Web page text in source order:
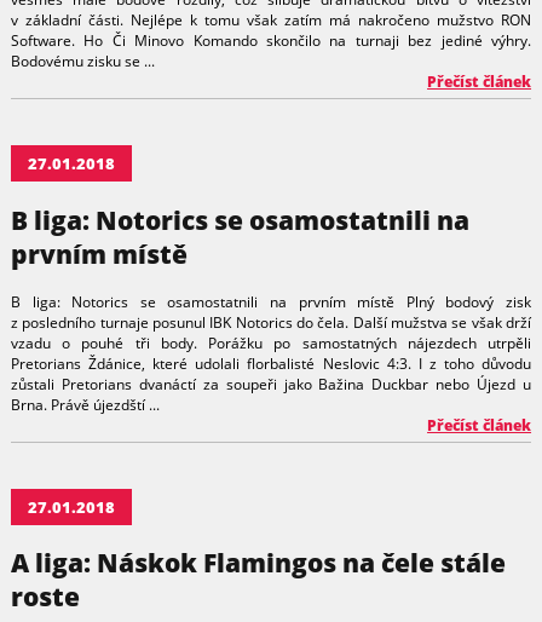
v základní části. Nejlépe k tomu však zatím má nakročeno mužstvo RON
Software. Ho Či Minovo Komando skončilo na turnaji bez jediné výhry.
Bodovému zisku se ...
Přečíst článek
27.01.2018
B liga: Notorics se osamostatnili na
prvním místě
B liga: Notorics se osamostatnili na prvním místě Plný bodový zisk
z posledního turnaje posunul IBK Notorics do čela. Další mužstva se však drží
vzadu o pouhé tři body. Porážku po samostatných nájezdech utrpěli
Pretorians Ždánice, které udolali florbalisté Neslovic 4:3. I z toho důvodu
zůstali Pretorians dvanáctí za soupeři jako Bažina Duckbar nebo Újezd u
Brna. Právě újezdští ...
Přečíst článek
27.01.2018
A liga: Náskok Flamingos na čele stále
roste